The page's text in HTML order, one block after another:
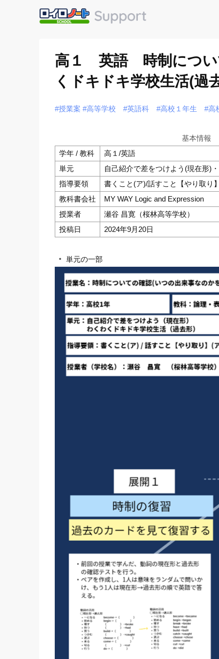
高１ 英語 時制につい
くドキドキ学校生活(
#授業案 #高等学校 #英語科 #高校１年生 #高
基本情報
学年 / 教科
高１/英語
単元
自己紹介で差をつけよう(現在形)
指導要領
書くこと(ア)/話すこと【やり取り
教科書会社
MY WAY Logic and Expression
授業者
瀬谷 昌寛（桜林高等学校）
投稿日
2024年9月20日
単元の一部